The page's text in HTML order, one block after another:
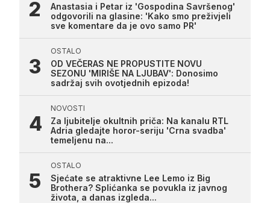
Anastasia i Petar iz 'Gospodina Savršenog'
odgovorili na glasine: 'Kako smo preživjeli
sve komentare da je ovo samo PR'
OSTALO
OD VEČERAS NE PROPUSTITE NOVU
SEZONU 'MIRIŠE NA LJUBAV': Donosimo
sadržaj svih ovotjednih epizoda!
NOVOSTI
Za ljubitelje okultnih priča: Na kanalu RTL
Adria gledajte horor-seriju 'Crna svadba'
temeljenu na...
OSTALO
Sjećate se atraktivne Lee Lemo iz Big
Brothera? Splićanka se povukla iz javnog
života, a danas izgleda...